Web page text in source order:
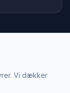
Vi dækker